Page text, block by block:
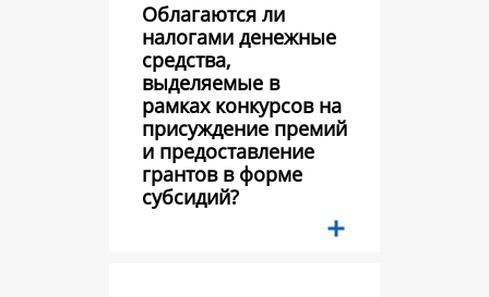
Облагаются ли
налогами денежные
средства,
выделяемые в
рамках конкурсов на
присуждение премий
и предоставление
грантов в форме
субсидий?